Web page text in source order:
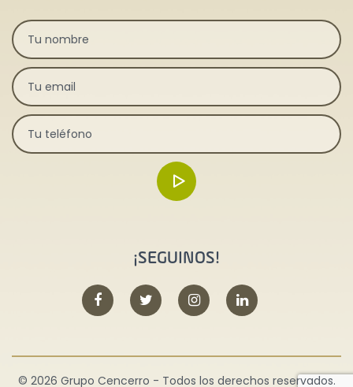
¡SEGUINOS!
© 2026 Grupo Cencerro - Todos los derechos reservados.